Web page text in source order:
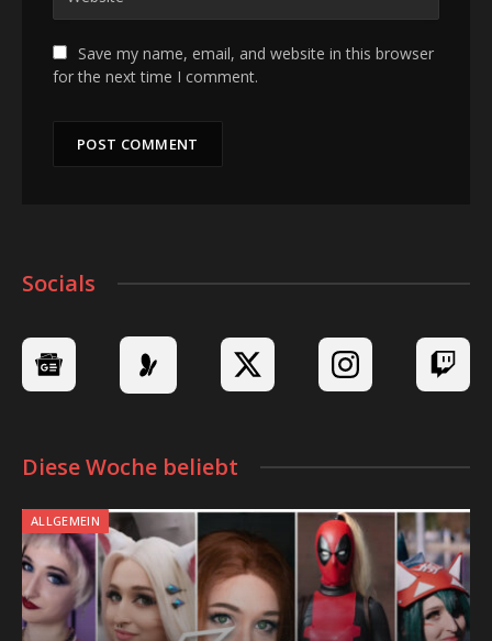
Save my name, email, and website in this browser
for the next time I comment.
Socials
Diese Woche beliebt
ALLGEMEIN